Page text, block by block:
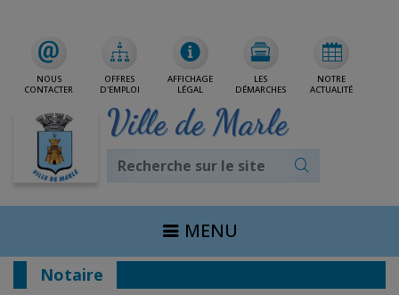
NOUS
CONTACTER
OFFRES
D'EMPLOI
AFFICHAGE
LÉGAL
LES
DÉMARCHES
NOTRE
ACTUALITÉ
Ville de Marle
MENU
Notaire